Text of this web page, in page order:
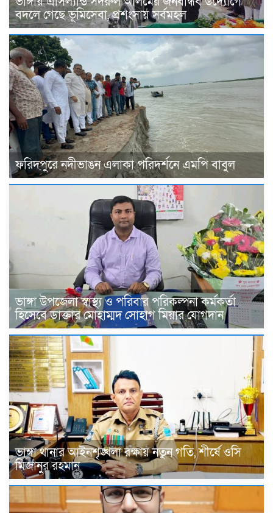
বদলে গেছে ভূমিসেবা, প্রশংসায় সর্বমহল
ফরিদপুরে নদীভাঙন এলাকা পরিদর্শনে এমপি বাবুল
ভাঙ্গা উপজেলা স্বাস্থ্য ও পরিবার পরিকল্পনা কর্মকর্তা
হিসেবে ডাক্তার মোহাম্মদ সোহাগ মিয়ার যোগদান
ভাঙ্গা থানার আইনশৃঙ্খলা রক্ষায় নতুন গতি, শীর্ষে ওসি
মিজানুর রহমান